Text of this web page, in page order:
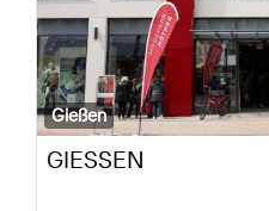
Gießen
GIESSEN